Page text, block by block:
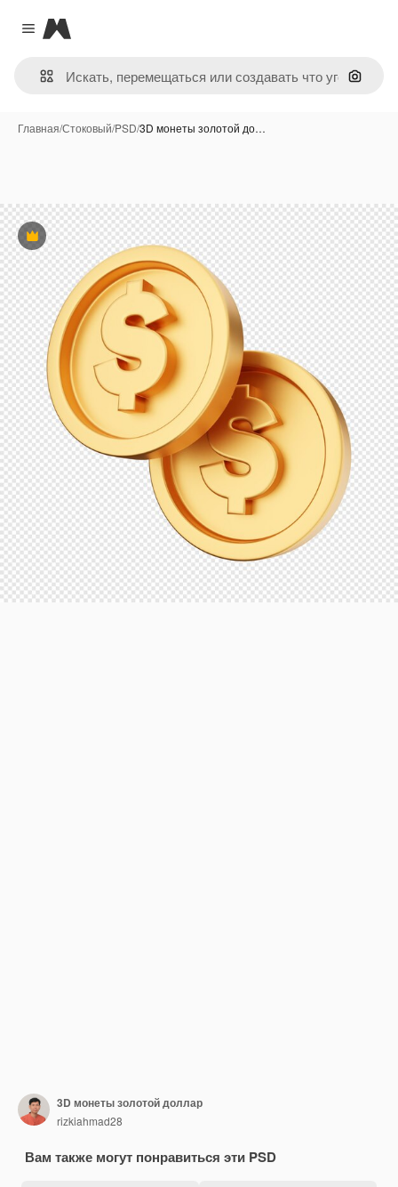
Close menu
Magnific
Поиск
Главная/Стоковый/PSD/3D монеты золотой до…
Премиум
3D монеты золотой доллар
rizkiahmad28
Вам также могут понравиться эти PSD